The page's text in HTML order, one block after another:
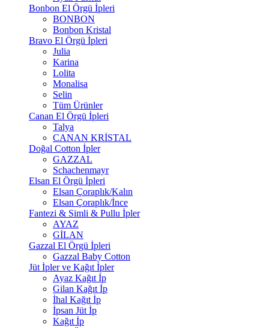
Bonbon El Örgü İpleri
BONBON
Bonbon Kristal
Bravo El Örgü İpleri
Julia
Karina
Lolita
Monalisa
Selin
Tüm Ürünler
Canan El Örgü İpleri
Talya
CANAN KRİSTAL
Doğal Cotton İpler
GAZZAL
Schachenmayr
Elsan El Örgü İpleri
Elsan Çoraplık/Kalın
Elsan Çoraplık/İnce
Fantezi & Simli & Pullu İpler
AYAZ
GİLAN
Gazzal El Örgü İpleri
Gazzal Baby Cotton
Jüt İpler ve Kağıt İpler
Ayaz Kağıt İp
Gilan Kağıt İp
İhal Kağıt İp
İpsan Jüt İp
Kağıt İp